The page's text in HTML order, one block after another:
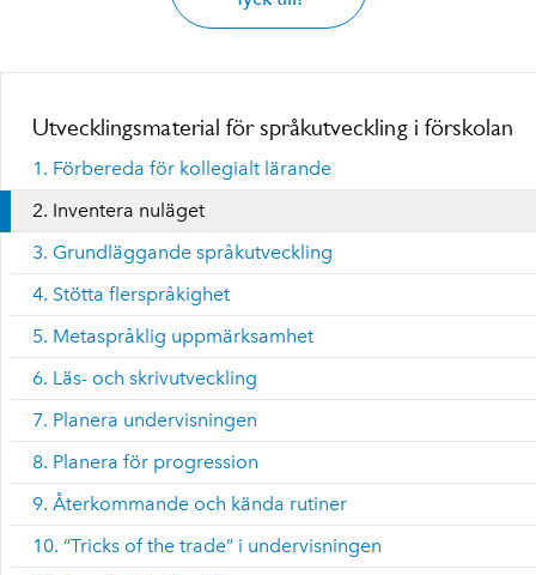
Utvecklingsmaterial för språkutveckling i förskolan
1. Förbereda för kollegialt lärande
2. Inventera nuläget
3. Grundläggande språkutveckling
4. Stötta flerspråkighet
5. Metaspråklig uppmärksamhet
6. Läs- och skrivutveckling
7. Planera undervisningen
8. Planera för progression
9. Återkommande och kända rutiner
10. “Tricks of the trade” i undervisningen